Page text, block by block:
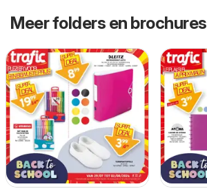
Meer folders en brochures